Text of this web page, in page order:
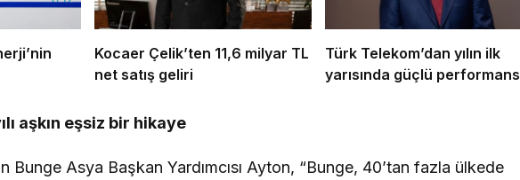
Kocaer Çelik’ten 11,6 milyar TL
net satış geliri
Türk Telekom’dan yılın ilk
yarısında güçlü performans
aşkın eşsiz bir hikaye
Bunge Asya Başkan Yardımcısı Ayton, “Bunge, 40’tan fazla ülkede